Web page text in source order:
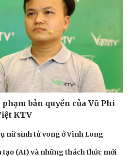
Câu chuyện thời
Đọc truyện đêm
Kể chuyện cho bé
Hạt giống tâm hồn
bản quyền của Vũ Phi
KTV
nữ sinh tử vong ở Vĩnh Long
(AI) và những thách thức mới